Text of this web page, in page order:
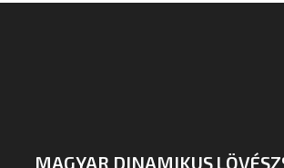
MAGYAR DINAMIKUS